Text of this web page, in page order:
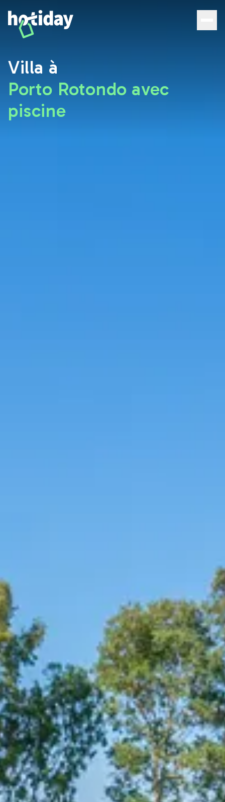
Villa à
Porto Rotondo avec
piscine